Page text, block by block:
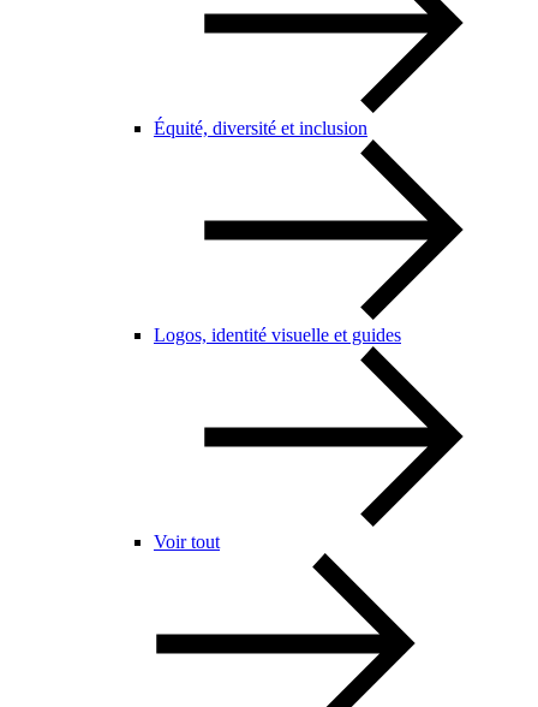
Équité, diversité et inclusion
Logos, identité visuelle et guides
Voir tout